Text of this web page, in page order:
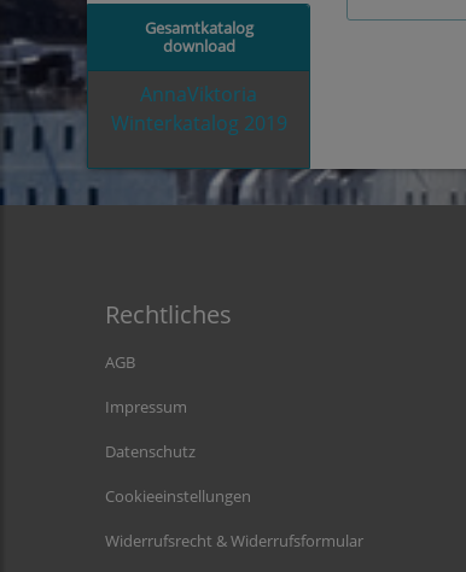
Gesamtkatalog
download
AnnaViktoria
Winterkatalog 2019
Rechtliches
AGB
Impressum
Datenschutz
Cookieeinstellungen
Widerrufsrecht & Widerrufsformular